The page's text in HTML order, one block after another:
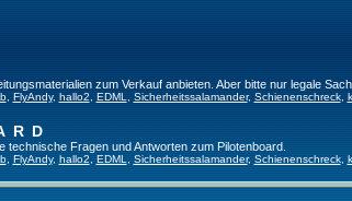
zum Verkauf anbieten. Aber bitte nur legale
, FlyAndy, hallo2 EDML Sicherheitssalamander, Schienenschreck,
Fragen und Antworten zum Pilotenboard.
, FlyAndy, hallo2 EDML Sicherheitssalamander, Schienenschreck,